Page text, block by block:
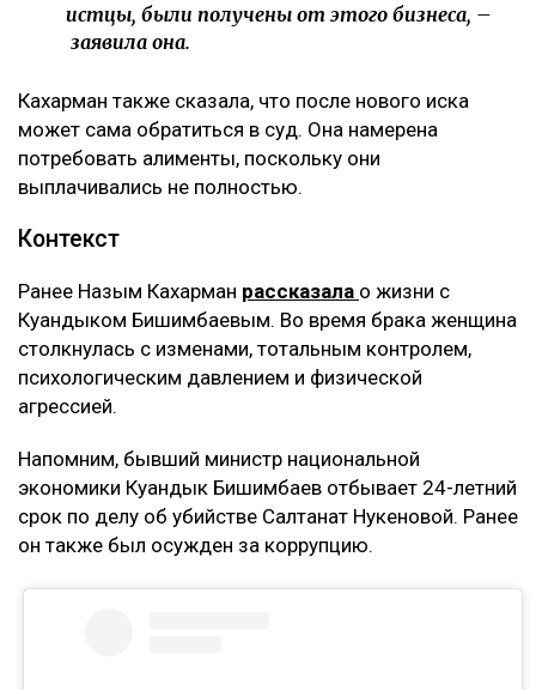
истцы, были получены от этого бизнеса, –
заявила она.
Кахарман также сказала, что после нового иска
может сама обратиться в суд. Она намерена
потребовать алименты, поскольку они
выплачивались не полностью.
Контекст
Ранее Назым Кахарман рассказала о жизни с
Куандыком Бишимбаевым. Во время брака женщина
столкнулась с изменами, тотальным контролем,
психологическим давлением и физической
агрессией.
Напомним, бывший министр национальной
экономики Куандык Бишимбаев отбывает 24-летний
срок по делу об убийстве Салтанат Нукеновой. Ранее
он также был осужден за коррупцию.